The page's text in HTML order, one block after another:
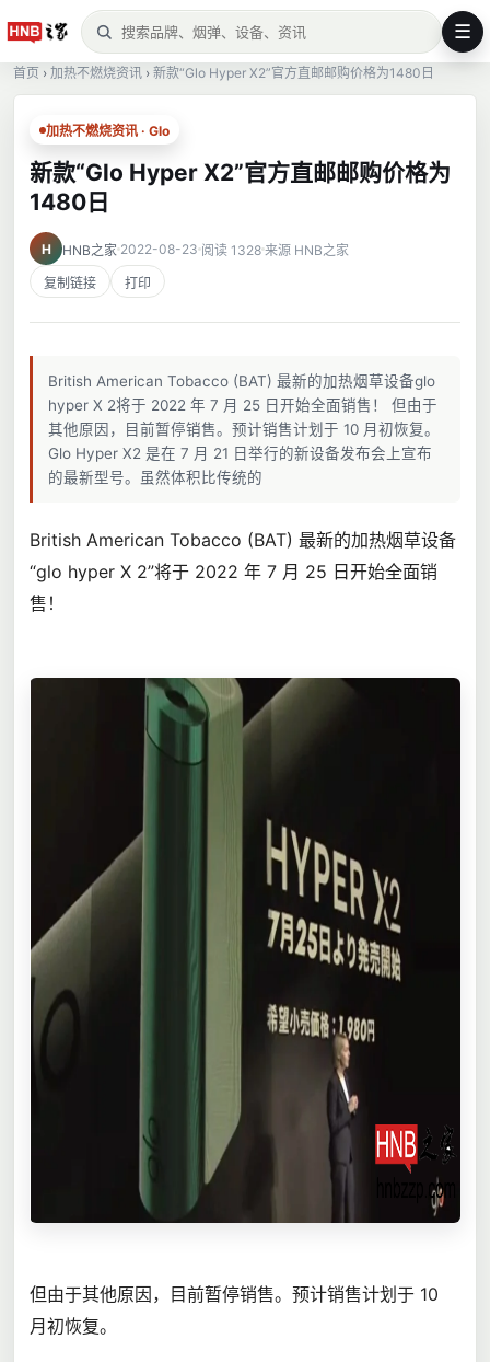
☰
首页 › 加热不燃烧资讯 › 新款“Glo Hyper X2”官方直邮邮购价格为1480日
加热不燃烧资讯 · Glo
新款“Glo Hyper X2”官方直邮邮购价格为
1480日
H HNB之家 2022-08-23 阅读 1328 来源 HNB之家
复制链接 打印
British American Tobacco (BAT) 最新的加热烟草设备glo
hyper X 2将于 2022 年 7 月 25 日开始全面销售！ 但由于
其他原因，目前暂停销售。预计销售计划于 10 月初恢复。
Glo Hyper X2 是在 7 月 21 日举行的新设备发布会上宣布
的最新型号。虽然体积比传统的
British American Tobacco (BAT) 最新的加热烟草设备
“glo hyper X 2”将于 2022 年 7 月 25 日开始全面销
售！
但由于其他原因，目前暂停销售。预计销售计划于 10
月初恢复。